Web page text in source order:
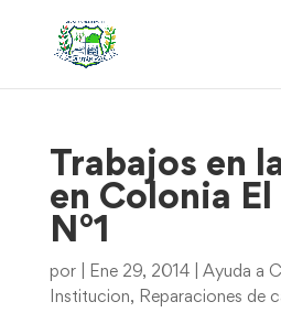
Trabajos en
en Colonia
N°1
por Ene 29, 2014| Ayuda a
Institucion, Reparaciones de